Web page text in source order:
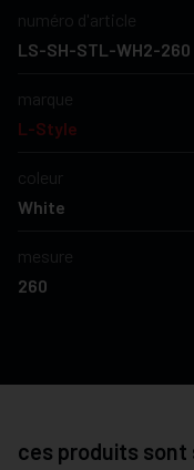
numéro d'article
LS-SH-STL-WH2-260
marque
L-Style
coleur
White
mesure
260
ces produits